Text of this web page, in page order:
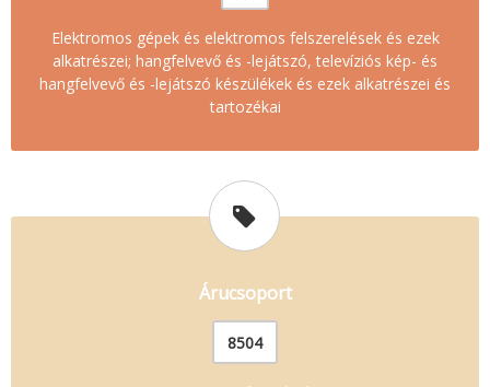
Elektromos gépek és elektromos felszerelések és ezek
alkatrészei; hangfelvevő és -lejátszó, televíziós kép- és
hangfelvevő és -lejátszó készülékek és ezek alkatrészei és
tartozékai
Árucsoport
8504